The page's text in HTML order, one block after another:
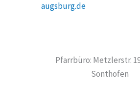
augsburg.de
Pfarrbüro: Metzlerstr.
Sonthofen